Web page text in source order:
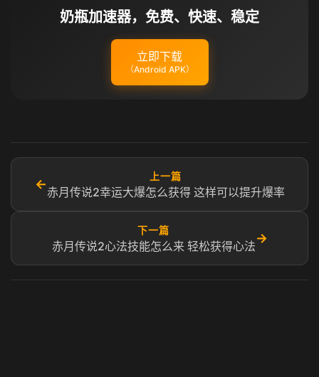
奶瓶加速器，免费、快速、稳定
立即下载
（Android APK）
←
上一篇
赤月传说2幸运大爆怎么获得 这样可以提升爆率
下一篇
赤月传说2心法技能怎么来 轻松获得心法
→